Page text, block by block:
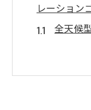
レーション
全天候
厚木市